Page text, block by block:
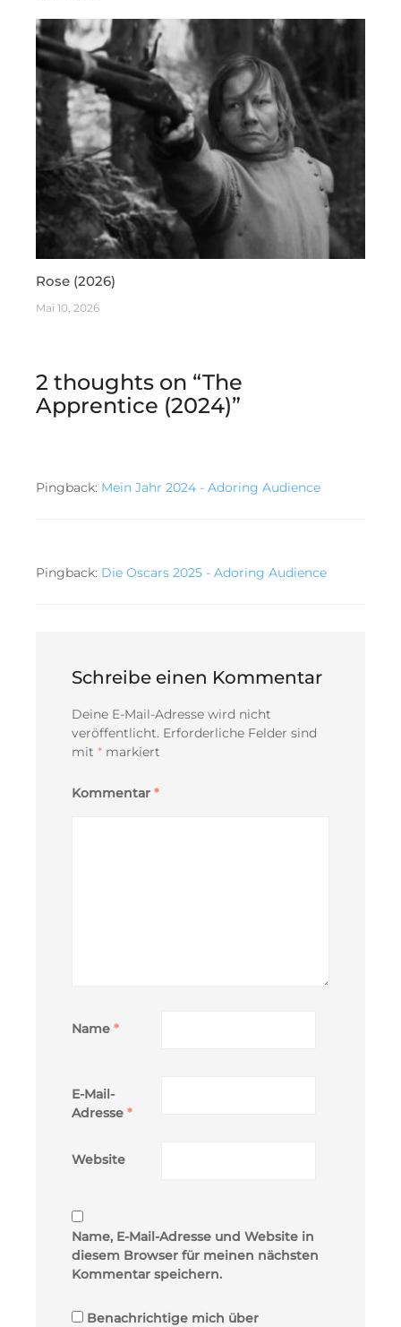
Rose (2026)
Mai 10, 2026
2 thoughts on “The
Apprentice (2024)”
Pingback: Mein Jahr 2024 - Adoring Audience
Pingback: Die Oscars 2025 - Adoring Audience
Schreibe einen Kommentar
Deine E-Mail-Adresse wird nicht
veröffentlicht. Erforderliche Felder sind
mit * markiert
Kommentar *
Name *
E-Mail-
Adresse *
Website
Name, E-Mail-Adresse und Website in
diesem Browser für meinen nächsten
Kommentar speichern.
Benachrichtige mich über